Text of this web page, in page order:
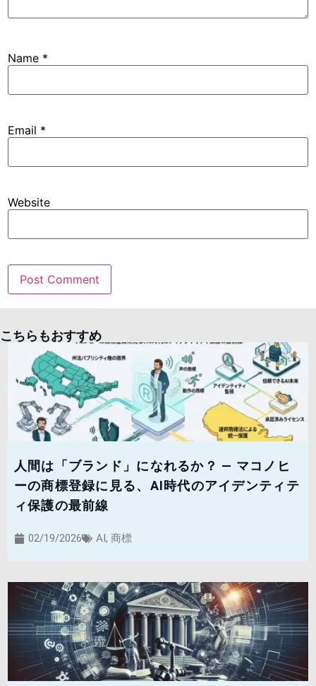
Name *
Email *
Website
こちらもおすすめ
人間は「ブランド」になれるか？ — マコノヒ
ーの商標登録に見る、AI時代のアイデンティテ
ィ保護の最前線
02/19/2026 AI, 商標